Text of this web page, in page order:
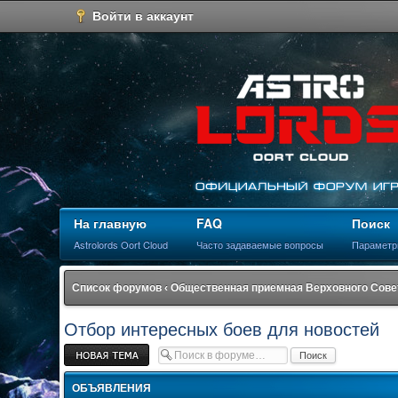
Войти в аккаунт
На главную
Astrolords Oort Cloud
FAQ
Часто задаваемые вопросы
Поиск
Список форумов ‹ Общественная приемная Верховного
Отбор интересных боев для новостей
Новая тема
ОБЪЯВЛЕНИЯ